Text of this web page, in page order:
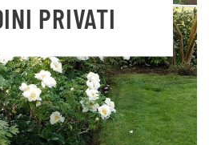
PRIVATI